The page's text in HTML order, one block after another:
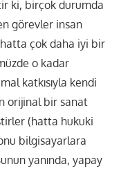
ki, birçok durumda
görevler insan
çok daha iyi bir
o kadar
katkısıyla kendi
orijinal bir sanat
(hatta hukuki
bilgisayarlara
yanında, yapay